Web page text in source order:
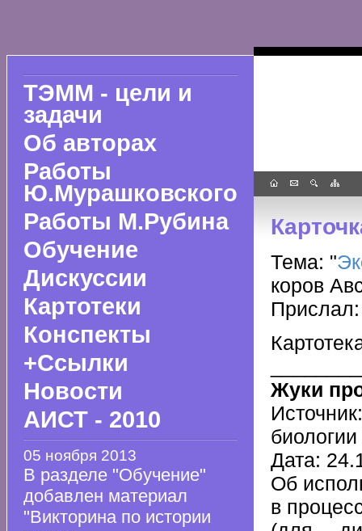
ТЭММ - цели и
задачи
Об авторах
Работы
Ю.Мурашковского
Работы М.Рубина
Обучение
Дискуссии
Картотеки
Конспекты
+Ссылки
Новости
АИСТ - 2010
05 ноября 2013
В разделе "Обучение"
добавлен материал
"Викторина по истории
Тема: "
коров
Жуки
Дата:
Об
в